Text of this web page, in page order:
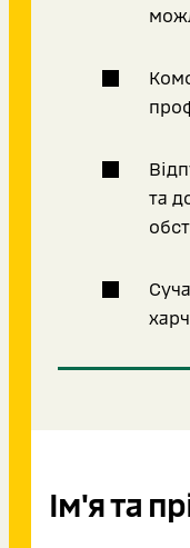
та
Ім'я та